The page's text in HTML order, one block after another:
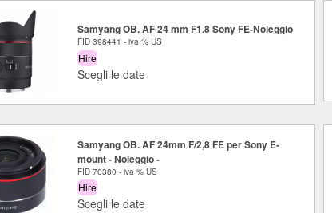
Samyang OB. AF 24 mm F1.8 Sony FE-Noleggio
FID 398441 - iva % US
Hire
Scegli le date
Samyang OB. AF 24mm F/2,8 FE per Sony E-
mount - Noleggio -
FID 70380 - iva % US
Hire
Scegli le date